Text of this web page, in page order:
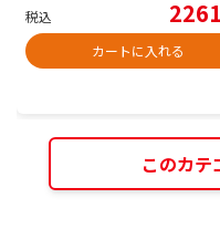
税込
カートに入れる
このカテ